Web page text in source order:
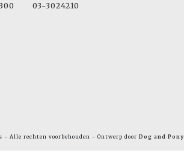
03-3024210
Alle rechten voorbehouden - Ontwerp door Dog and Pony